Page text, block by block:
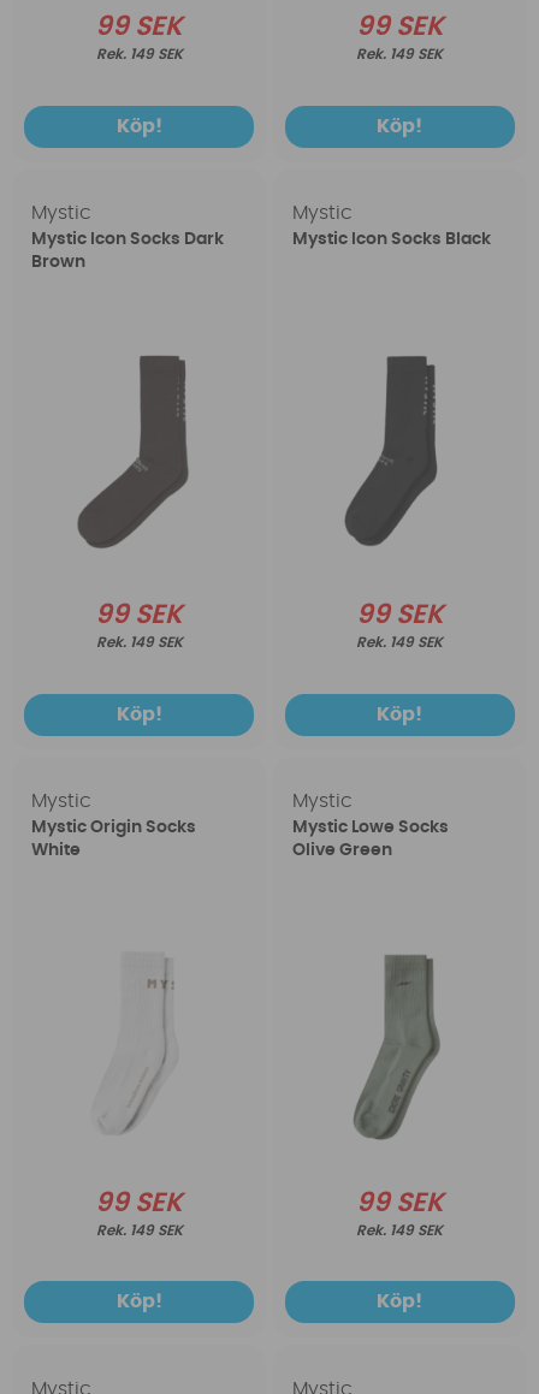
99 SEK
149 SEK
Köp!
99 SEK
149 SEK
Köp!
Mystic
Mystic Icon Socks Dark
Brown
99 SEK
149 SEK
Köp!
Mystic
Mystic Icon Socks Black
99 SEK
149 SEK
Köp!
Mystic
Mystic Origin Socks
White
99 SEK
149 SEK
Köp!
Mystic
Mystic Lowe Socks
Olive Green
99 SEK
149 SEK
Köp!
Mystic Mystic